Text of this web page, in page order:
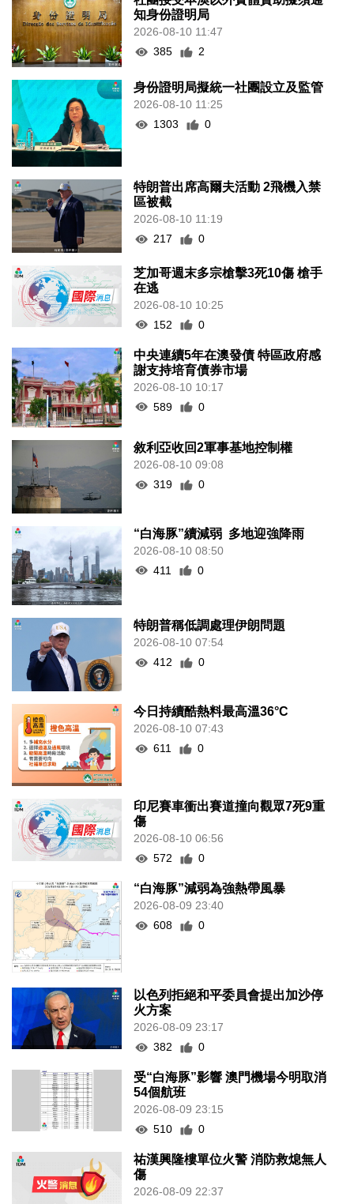
知身份證明局
2026-08-10 11:47
385
2
身份證明局擬統一社團設立及監管
2026-08-10 11:25
1303
0
特朗普出席高爾夫活動 2飛機入禁
區被截
2026-08-10 11:19
217
0
芝加哥週末多宗槍擊3死10傷 槍手
在逃
2026-08-10 10:25
152
0
中央連續5年在澳發債 特區政府感
謝支持培育債券市場
2026-08-10 10:17
589
0
敘利亞收回2軍事基地控制權
2026-08-10 09:08
319
0
“白海豚”續減弱 多地迎強降雨
2026-08-10 08:50
411
0
特朗普稱低調處理伊朗問題
2026-08-10 07:54
412
0
今日持續酷熱料最高溫36°C
2026-08-10 07:43
611
0
印尼賽車衝出賽道撞向觀眾7死9重
傷
2026-08-10 06:56
572
0
“白海豚”減弱為強熱帶風暴
2026-08-09 23:40
608
0
以色列拒絕和平委員會提出加沙停
火方案
2026-08-09 23:17
382
0
受“白海豚”影響 澳門機場今明取消
54個航班
2026-08-09 23:15
510
0
祐漢興隆樓單位火警 消防救熄無人
傷
2026-08-09 22:37